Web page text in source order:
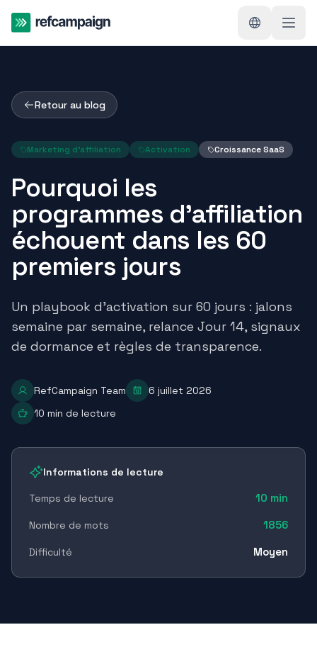
Retour au blog
Marketing d'affiliation Activation Croissance SaaS
Pourquoi les
programmes d'affiliation
échouent dans les 60
premiers jours
Un playbook d'activation sur 60 jours : jalons
semaine par semaine, relance Jour 14, signaux
de dormance et règles de transparence.
RefCampaign Team
6 juillet 2026
10 min de lecture
Informations de lecture
Temps de lecture 10 min
Nombre de mots 1856
Difficulté Moyen